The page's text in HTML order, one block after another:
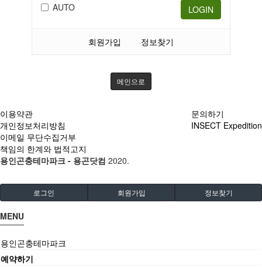
AUTO LOGIN
회원가입 정보찾기
메인으로
이용약관
개인정보처리방침
이메일 무단수집거부
책임의 한계와 법적고지
문의하기
INSECT Expedition
용인곤충테마파크 - 용곤닷컴 2020.
로그인 회원가입 정보찾기
MENU
용인곤충테마파크
예약하기